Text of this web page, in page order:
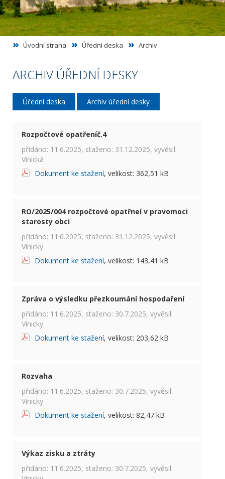
Úvodní strana Úřední deska Archiv
ARCHIV ÚŘEDNÍ DESKY
Úřední deska Archiv úřední desky
Rozpočtové opatřeníč.4
přidáno: 11.6.2025, staženo: 31.12.2025, vyvěsil:
Vinická
Dokument ke stažení, velikost: 362,51 kB
RO/2025/004 rozpočtové opatřneí v pravomoci
starosty obci
přidáno: 11.6.2025, staženo: 31.12.2025, vyvěsil:
Vinicky
Dokument ke stažení, velikost: 143,41 kB
Zpráva o výsledku přezkoumání hospodaření
přidáno: 11.6.2025, staženo: 30.7.2025, vyvěsil:
Vinicky
Dokument ke stažení, velikost: 203,62 kB
Rozvaha
přidáno: 11.6.2025, staženo: 30.7.2025, vyvěsil:
Vinicky
Dokument ke stažení, velikost: 82,47 kB
Výkaz zisku a ztráty
přidáno: 11.6.2025, staženo: 30.7.2025, vyvěsil: